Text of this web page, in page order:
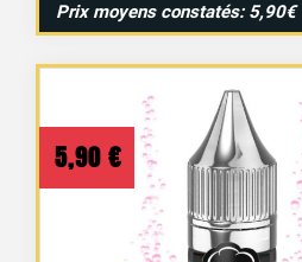
Prix moyens constatés: 5,90€
5,90 €